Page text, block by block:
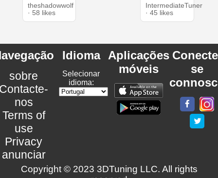
theshadowwolf
· 58 likes
IntermediateTuner
· 45 likes
sobre
nos
Terms of
use
Privacy
anunciar
Idioma
Selecionar
idioma:
Aplicações
móveis
se
Copyright © 2023 3DTuning LLC. All rights